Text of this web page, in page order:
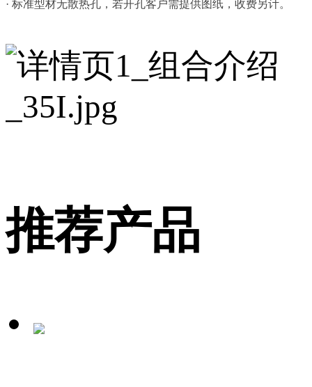
· 标准型材无散热孔，若开孔客户需提供图纸，收费另计。
推荐产品